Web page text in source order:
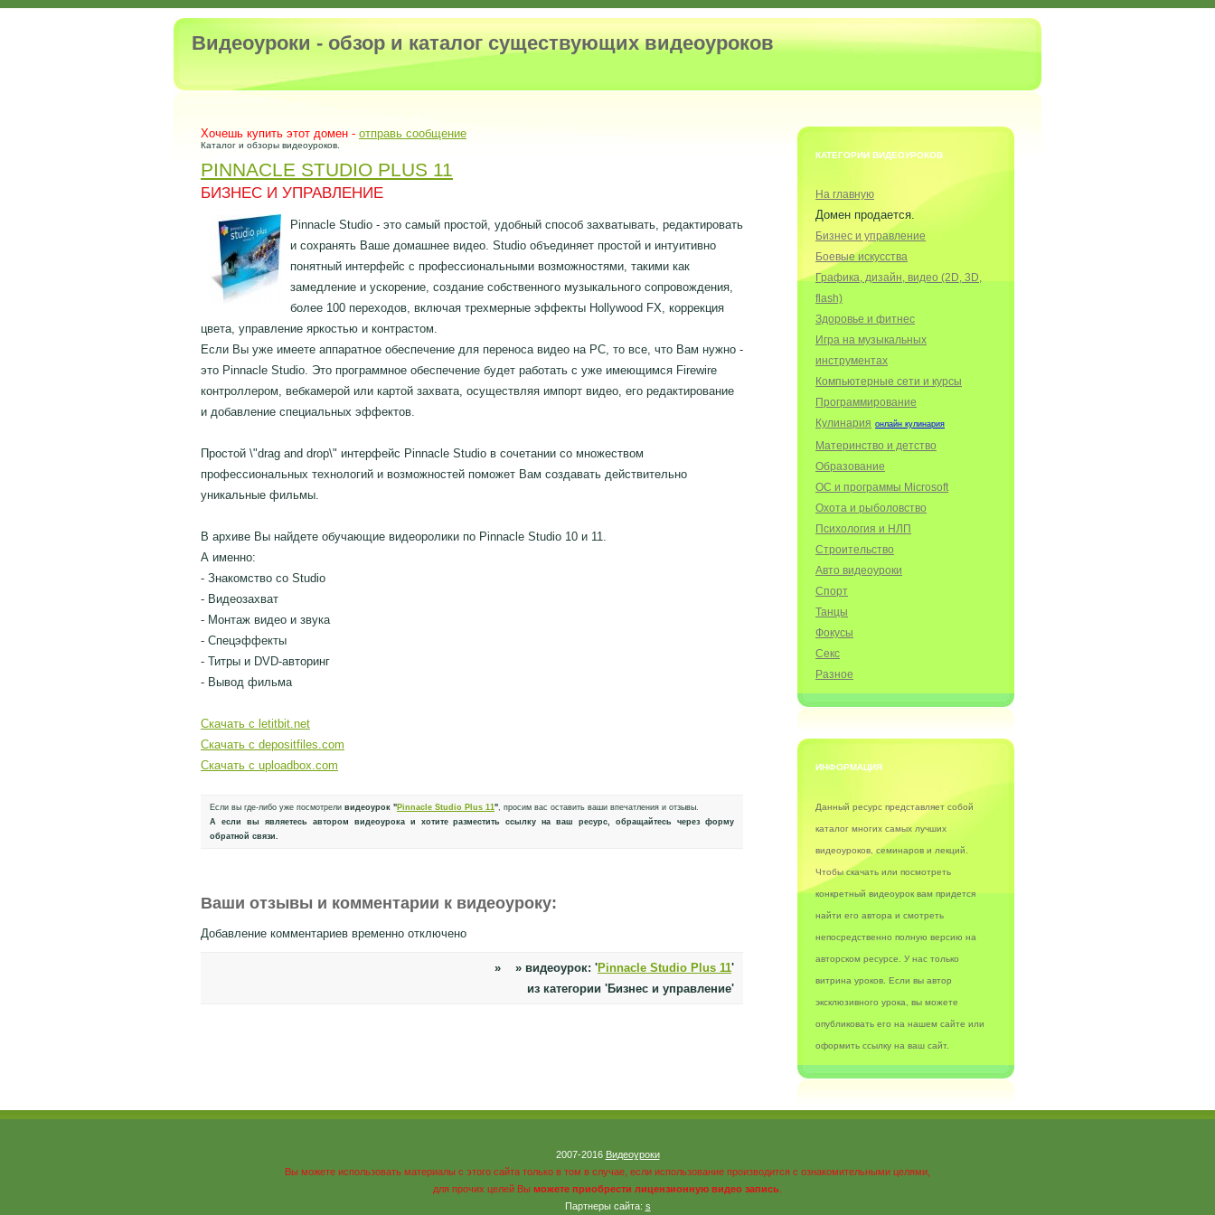
Видеоуроки - обзор и каталог существующих видеоуроков
Хочешь купить этот домен - отправь сообщение
Каталог и обзоры видеоуроков.
PINNACLE STUDIO PLUS 11
БИЗНЕС И УПРАВЛЕНИЕ
Pinnacle Studio - это самый простой, удобный способ захватывать, редактировать
и сохранять Ваше домашнее видео. Studio объединяет простой и интуитивно
понятный интерфейс с профессиональными возможностями, такими как
замедление и ускорение, создание собственного музыкального сопровождения,
более 100 переходов, включая трехмерные эффекты Hollywood FX, коррекция
цвета, управление яркостью и контрастом.
Если Вы уже имеете аппаратное обеспечение для переноса видео на РС, то все, что Вам нужно -
это Pinnacle Studio. Это программное обеспечение будет работать с уже имеющимся Firewire
контроллером, вебкамерой или картой захвата, осуществляя импорт видео, его редактирование
и добавление специальных эффектов.
Простой \"drag and drop\" интерфейс Pinnacle Studio в сочетании со множеством
профессиональных технологий и возможностей поможет Вам создавать действительно
уникальные фильмы.
В архиве Вы найдете обучающие видеоролики по Pinnacle Studio 10 и 11.
А именно:
- Знакомство со Studio
- Видеозахват
- Монтаж видео и звука
- Спецэффекты
- Титры и DVD-авторинг
- Вывод фильма
Скачать с letitbit.net
Скачать с depositfiles.com
Скачать с uploadbox.com
Если вы где-либо уже посмотрели видеоурок " Pinnacle Studio Plus 11 " , просим вас оставить ваши впечатления и отзывы.
А если вы являетесь автором видеоурока и хотите разместить ссылку на ваш ресурс, обращайтесь через форму
обратной связи.
Ваши отзывы и комментарии к видеоуроку:
Добавление комментариев временно отключено
» » видеоурок: 'Pinnacle Studio Plus 11'
из категории 'Бизнес и управление'
КАТЕГОРИИ ВИДЕОУРОКОВ
На главную
Домен продается.
Бизнес и управление
Боевые искусства
Графика, дизайн, видео (2D, 3D,
flash)
Здоровье и фитнес
Игра на музыкальных
инструментах
Компьютерные сети и курсы
Программирование
Кулинария онлайн кулинария
Материнство и детство
Образование
ОС и программы Microsoft
Охота и рыболовство
Психология и НЛП
Строительство
Авто видеоуроки
Спорт
Танцы
Фокусы
Секс
Разное
ИНФОРМАЦИЯ
Данный ресурс представляет собой
каталог многих самых лучших
видеоуроков, семинаров и лекций.
Чтобы скачать или посмотреть
конкретный видеоурок вам придется
найти его автора и смотреть
непосредственно полную версию на
авторском ресурсе. У нас только
витрина уроков. Если вы автор
эксклюзивного урока, вы можете
опубликовать его на нашем сайте или
оформить ссылку на ваш сайт.
2007-2016 Видеоуроки
Вы можете использовать материалы с этого сайта только в том в случае, если использование производится с ознакомительными целями,
для прочих целей Вы можете приобрести лицензионную видео запись
Партнеры сайта: s